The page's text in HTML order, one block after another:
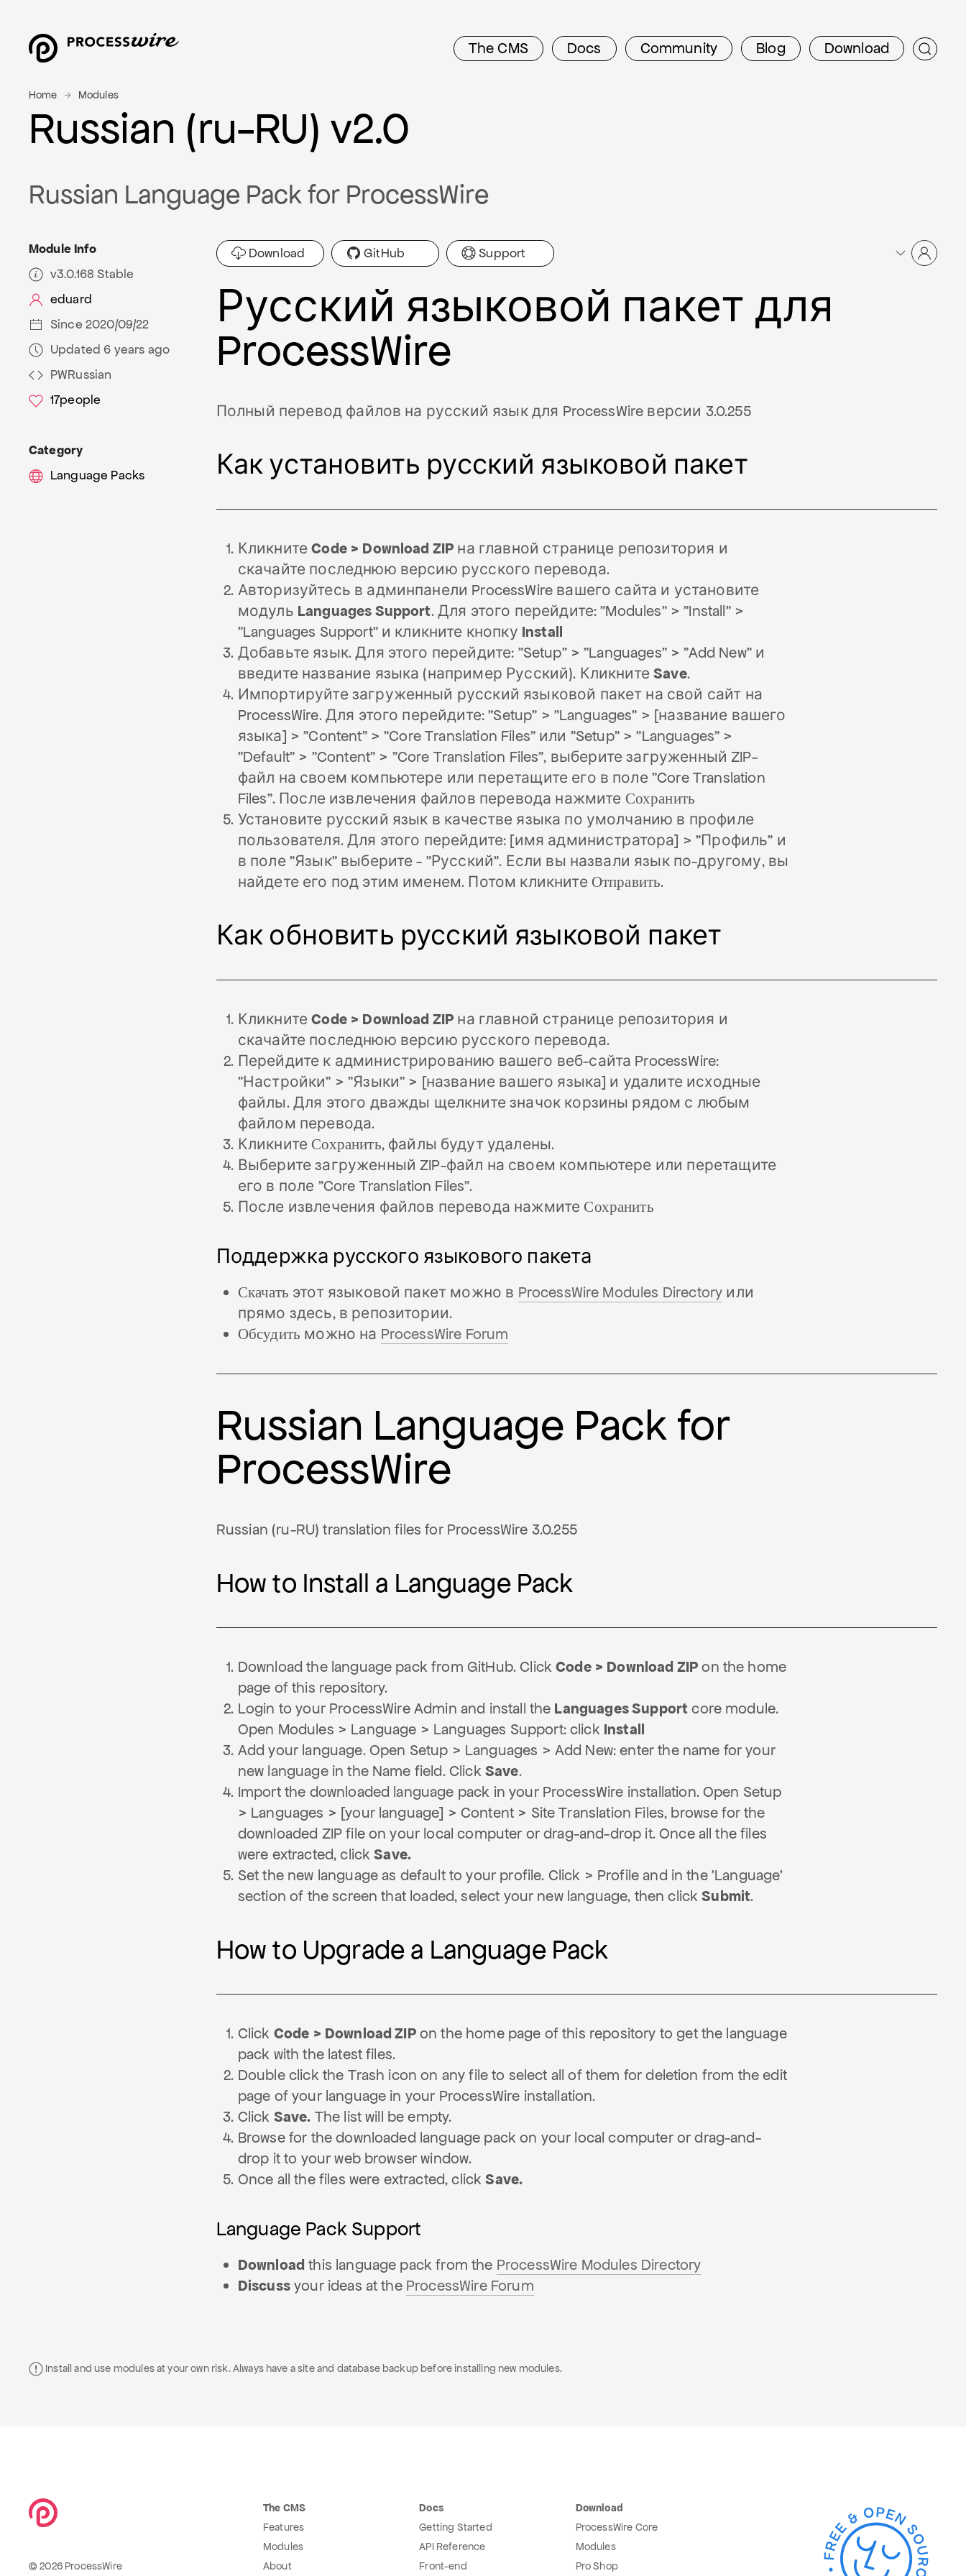
The CMS Docs Community Blog Download
Home Modules
Russian (ru-RU) v2.0
Russian Language Pack for ProcessWire
Download GitHub Support
Русский языковой пакет для
ProcessWire
Полный перевод файлов на русский язык для ProcessWire версии 3.0.255
Как установить русский языковой пакет
КликнитеCode > Download ZIP на главной странице репозитория и
скачайте последнюю версию русского перевода.
Авторизуйтесь в админпанели ProcessWire вашего сайта и установите
модуль Languages Support. Для этого перейдите: "Modules" > "Install" >
"Languages Support" и кликните кнопку Install
Добавьте язык. Для этого перейдите: "Setup" > "Languages" > "Add New" и
введите название языка (например Русский). КликнитеSave.
Импортируйте загруженный русский языковой пакет на свой сайт на
ProcessWire. Для этого перейдите: "Setup" > "Languages" > [название вашего
языка] > "Content" > "Core Translation Files" или "Setup" > "Languages" >
"Default" > "Content" > "Core Translation Files", выберите загруженный ZIP-
файл на своем компьютере или перетащите его в поле "Core Translation
Files". После извлечения файлов перевода нажмите Сохранить
Установите русский язык в качестве языка по умолчанию в профиле
пользователя. Для этого перейдите: [имя администратора] > "Профиль" и
в поле "Язык" выберите - "Русский". Если вы назвали язык по-другому, вы
найдете его под этим именем. Потом кликните Отправить.
Как обновить русский языковой пакет
КликнитеCode > Download ZIP на главной странице репозитория и
скачайте последнюю версию русского перевода.
Перейдите к администрированию вашего веб-сайта ProcessWire:
"Настройки" > "Языки" > [название вашего языка] и удалите исходные
файлы. Для этого дважды щелкните значок корзины рядом с любым
файлом перевода.
Кликните Сохранить, файлы будут удалены.
Выберите загруженный ZIP-файл на своем компьютере или перетащите
его в поле "Core Translation Files".
После извлечения файлов перевода нажмите Сохранить
Поддержка русского языкового пакета
Скачать этот языковой пакет можно в ProcessWire Modules Directory или
прямо здесь, в репозитории.
Обсудить можно на ProcessWire Forum
Russian Language Pack for
ProcessWire
Russian (ru-RU) translation files for ProcessWire 3.0.255
How to Install a Language Pack
Download the language pack from GitHub. ClickCode > Download ZIPon the home
page of this repository.
Login to your ProcessWire Admin and install the Languages Supportcore module.
Open Modules > Language > Languages Support: click Install
Add your language. Open Setup > Languages > Add New: enter the name for your
new language in the Name field. ClickSave.
Import the downloaded language pack in your ProcessWire installation. Open Setup
> Languages > [your language] > Content > Site Translation Files, browse for the
downloaded ZIP file on your local computer or drag-and-drop it. Once all the files
were extracted, clickSave.
Set the new language as default to your profile. Click > Profile and in the 'Language'
section of the screen that loaded, select your new language, then clickSubmit.
How to Upgrade a Language Pack
Click Code > Download ZIPon the home page of this repository to get the language
pack with the latest files.
Double click the Trash icon on any file to select all of them for deletion from the edit
page of your language in your ProcessWire installation.
Click Save. The list will be empty.
Browse for the downloaded language pack on your local computer or drag-and-
drop it to your web browser window.
Once all the files were extracted, clickSave.
Language Pack Support
Downloadthis language pack from the ProcessWire Modules Directory
Discussyour ideas at the ProcessWire Forum
Module Info
v3.0.168 Stable
eduard
Since 2020/09/22
Updated 6 years ago
PWRussian
17people
Category
Language Packs
Install and use modules at your own risk. Always have a site and database backup before installing new modules.
The CMS
Features
Modules
About
Docs
Getting Started
API Reference
Front-end
Download
ProcessWire Core
Modules
Pro Shop
© 2026 ProcessWire